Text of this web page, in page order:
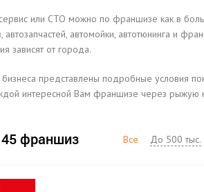
или СТО можно по франшизе как в
автозапчастей, автомойки, автотюнинга и
зависят от города.
представлены подробные условия
интересной Вам франшизе через рыжую
франшиз Все До 500 тыс.